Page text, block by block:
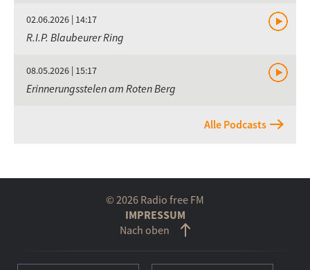
02.06.2026 | 14:17
R.I.P. Blaubeurer Ring
08.05.2026 | 15:17
Erinnerungsstelen am Roten Berg
Alle Podcasts
© 2026 Radio free FM
IMPRESSUM
Nach oben